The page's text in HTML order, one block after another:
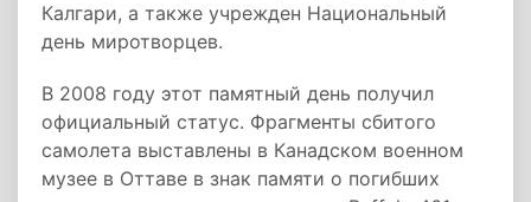
Калгари, а также учрежден Национальный
день миротворцев.
В 2008 году этот памятный день получил
официальный статус. Фрагменты сбитого
самолета выставлены в Канадском военном
музее в Оттаве в знак памяти о погибших